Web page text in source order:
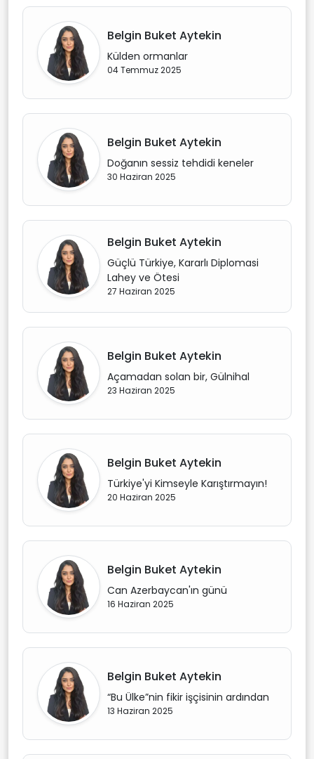
Belgin Buket Aytekin
Külden ormanlar
04 Temmuz 2025
Belgin Buket Aytekin
Doğanın sessiz tehdidi keneler
30 Haziran 2025
Belgin Buket Aytekin
Güçlü Türkiye, Kararlı Diplomasi
Lahey ve Ötesi
27 Haziran 2025
Belgin Buket Aytekin
Açamadan solan bir, Gülnihal
23 Haziran 2025
Belgin Buket Aytekin
Türkiye'yi Kimseyle Karıştırmayın!
20 Haziran 2025
Belgin Buket Aytekin
Can Azerbaycan'ın günü
16 Haziran 2025
Belgin Buket Aytekin
“Bu Ülke”nin fikir işçisinin ardından
13 Haziran 2025